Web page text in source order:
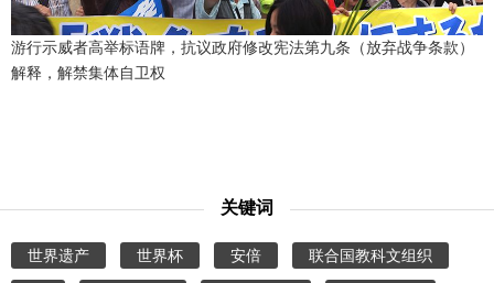
游行示威者高举标语牌，抗议政府修改宪法第九条（放弃战争条款）
解释，解禁集体自卫权
关键词
世界遗产 世界杯 安倍 联合国教科文组织